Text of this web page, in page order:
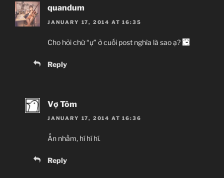
quandum
JANUARY 17, 2014 AT 16:35
Cho hỏi chữ “ự” ở cuối post nghĩa là sao ạ?
Reply
Vợ Tôm
JANUARY 17, 2014 AT 16:36
Ấn nhầm, hí hí hí.
Reply